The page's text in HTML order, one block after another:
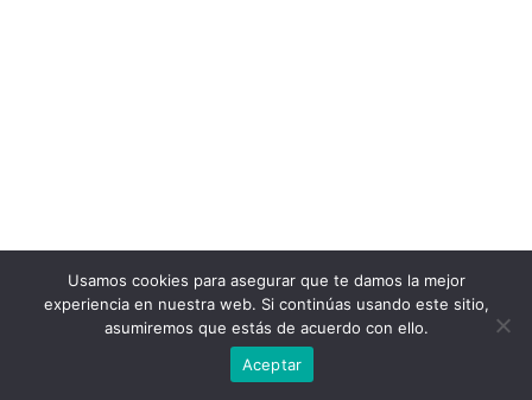
Usamos cookies para asegurar que te damos la mejor
experiencia en nuestra web. Si continúas usando este sitio,
asumiremos que estás de acuerdo con ello.
Aceptar